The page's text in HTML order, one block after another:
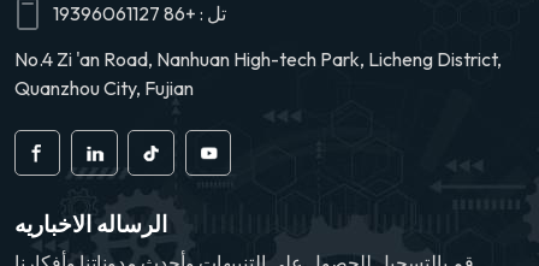
تل : +86 19396061127
No.4 Zi 'an Road, Nanhuan High-tech Park, Licheng District,
Quanzhou City, Fujian
الرساله الاخباريه